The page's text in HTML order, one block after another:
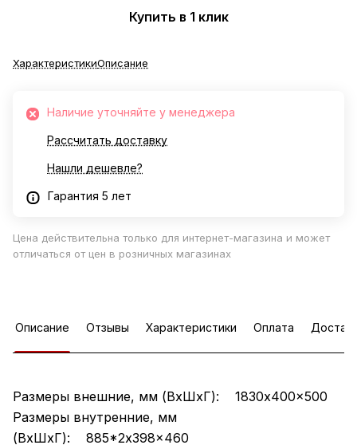
Купить в 1 клик
ХарактеристикиОписание
Наличие уточняйте у менеджера
Рассчитать доставку
Нашли дешевле?
Гарантия 5 лет
Цена действительна только для интернет-магазина и может
отличаться от цен в розничных магазинах
Описание Отзывы Характеристики Оплата
Размеры внешние, мм (ВхШхГ): 1830x400x500
Размеры внутренние, мм
(ВхШхГ): 885*2x398x460